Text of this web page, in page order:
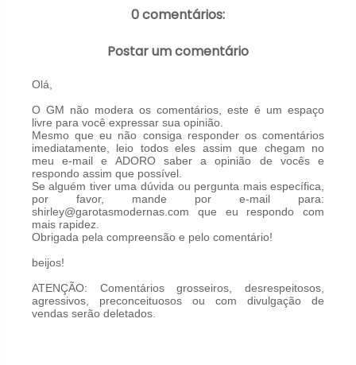
0 comentários:
Postar um comentário
Olá,
O GM não modera os comentários, este é um espaço
livre para você expressar sua opinião.
Mesmo que eu não consiga responder os comentários
imediatamente, leio todos eles assim que chegam no
meu e-mail e ADORO saber a opinião de vocês e
respondo assim que possível.
Se alguém tiver uma dúvida ou pergunta mais específica,
por favor, mande por e-mail para:
shirley@garotasmodernas.com que eu respondo com
mais rapidez.
Obrigada pela compreensão e pelo comentário!
beijos!
ATENÇÃO: Comentários grosseiros, desrespeitosos,
agressivos, preconceituosos ou com divulgação de
vendas serão deletados.